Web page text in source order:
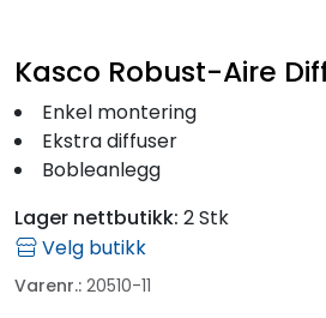
Kasco Robust-Aire
Enkel montering
Ekstra diffuser
Bobleanlegg
Lager nettbutikk: 2 Stk
Velg butikk
Varenr.: 20510-11
Kampanje